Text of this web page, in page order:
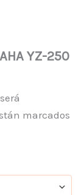
YZ-250
marcados